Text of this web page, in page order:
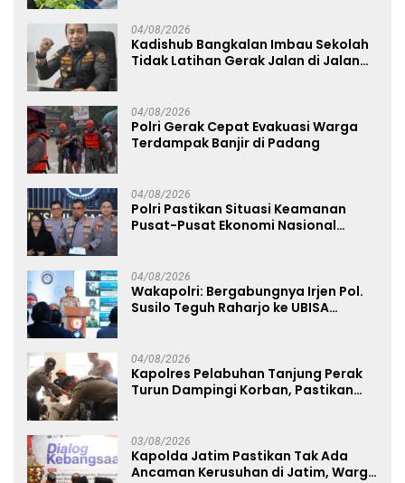
04/08/2026
Kadishub Bangkalan Imbau Sekolah
Tidak Latihan Gerak Jalan di Jalan
04/08/2026
Polri Gerak Cepat Evakuasi Warga
Terdampak Banjir di Padang
04/08/2026
Polri Pastikan Situasi Keamanan
Pusat-Pusat Ekonomi Nasional
04/08/2026
Wakapolri: Bergabungnya Irjen Pol.
Susilo Teguh Raharjo ke UBISA
04/08/2026
Kapolres Pelabuhan Tanjung Perak
Turun Dampingi Korban, Pastikan
03/08/2026
Kapolda Jatim Pastikan Tak Ada
Ancaman Kerusuhan di Jatim, Warga